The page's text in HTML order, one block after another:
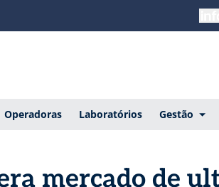
Operadoras Laboratórios Gestão
mercado de